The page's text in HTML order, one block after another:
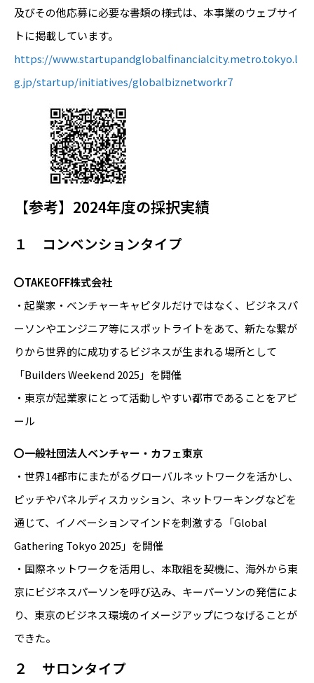
及びその他応募に必要な書類の様式は、本事業のウェブサイ
トに掲載しています。
https://www.startupandglobalfinancialcity.metro.tokyo.l
g.jp/startup/initiatives/globalbiznetworkr7
【参考】2024年度の採択実績
１ コンベンションタイプ
〇TAKEOFF株式会社
・起業家・ベンチャーキャピタルだけではなく、ビジネスパ
ーソンやエンジニア等にスポットライトをあて、新たな繋が
りから世界的に成功するビジネスが生まれる場所として
「Builders Weekend 2025」を開催
・東京が起業家にとって活動しやすい都市であることをアピ
ール
〇一般社団法人ベンチャー・カフェ東京
・世界14都市にまたがるグローバルネットワークを活かし、
ピッチやパネルディスカッション、ネットワーキングなどを
通じて、イノベーションマインドを刺激する「Global
Gathering Tokyo 2025」を開催
・国際ネットワークを活用し、本取組を契機に、海外から東
京にビジネスパーソンを呼び込み、キーパーソンの発信によ
り、東京のビジネス環境のイメージアップにつなげることが
できた。
２ サロンタイプ